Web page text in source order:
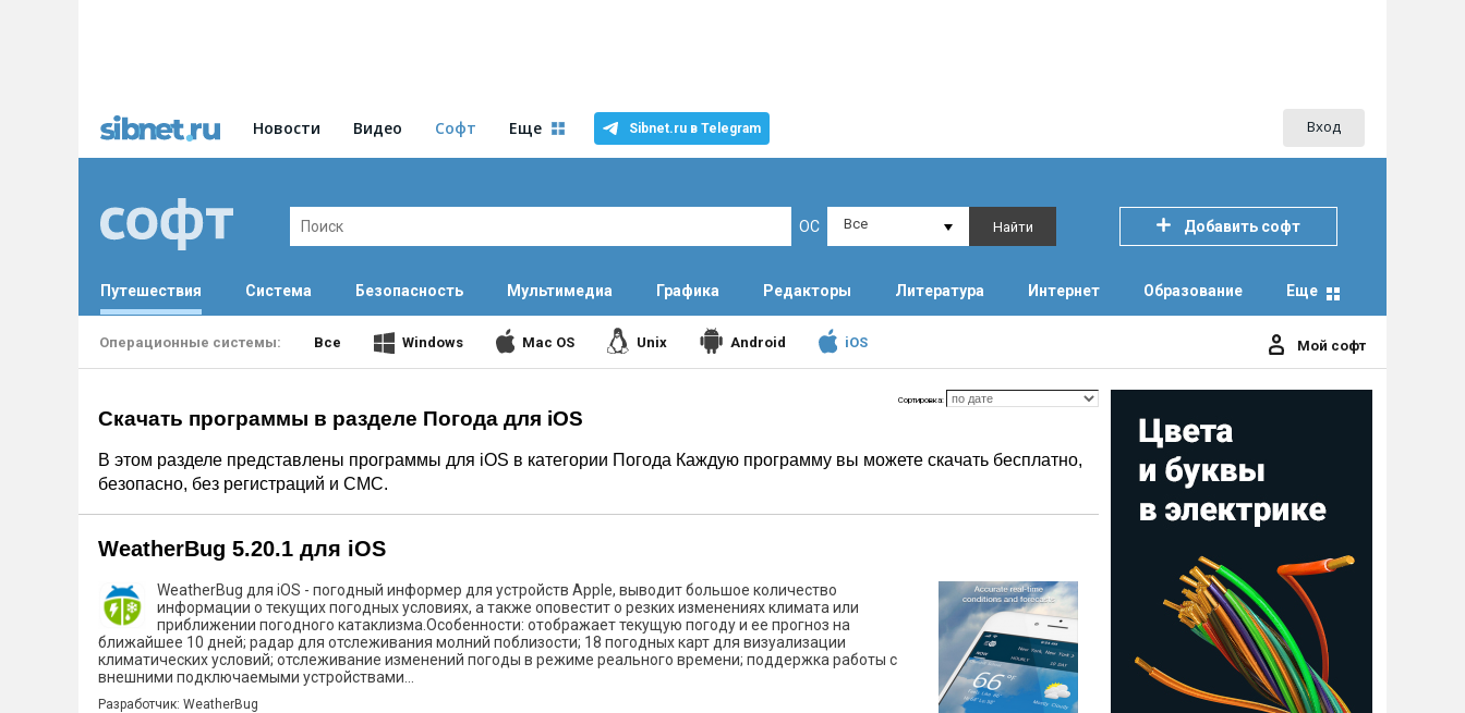
Новости Видео Софт Еще Sibnet.ru в Telegram Вход
ОС Все Найти Добавить софт
Путешествия Система Безопасность Мультимедиа Графика Редакторы Литература Интернет Образование Еще
Все Windows Mac OS Unix Android iOS Мой софт
Сортировка:
Скачать программы в разделе Погода для iOS
В этом разделе представлены программы для iOS в категории Погода Каждую программу вы можете скачать бесплатно,
безопасно, без регистраций и СМС.
WeatherBug 5.20.1 для iOS
WeatherBug для iOS - погодный информер для устройств Apple, выводит большое количество
информации о текущих погодных условиях, а также оповестит о резких изменениях климата или
приближении погодного катаклизма.Особенности: отображает текущую погоду и ее прогноз на
ближайшее 10 дней; радар для отслеживания молний поблизости; 18 погодных карт для визуализации
климатических условий; отслеживание изменений погоды в режиме реального времени; поддержка работы с
внешними подключаемыми устройствами...
Разработчик: WeatherBug